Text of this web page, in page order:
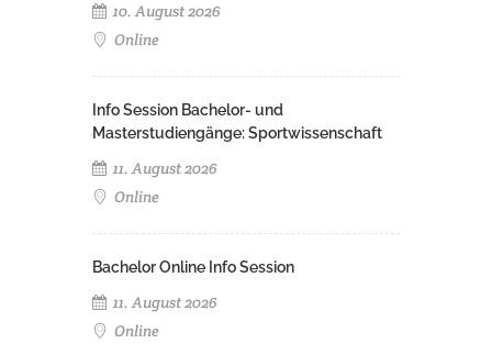
10. August 2026
Online
Info Session Bachelor- und
Masterstudiengänge: Sportwissenschaft
11. August 2026
Online
Bachelor Online Info Session
11. August 2026
Online